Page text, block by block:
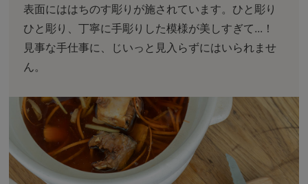
表面にははちのす彫りが施されています。ひと彫り
ひと彫り、丁寧に手彫りした模様が美しすぎて...！
見事な手仕事に、じいっと見入らずにはいられませ
ん。